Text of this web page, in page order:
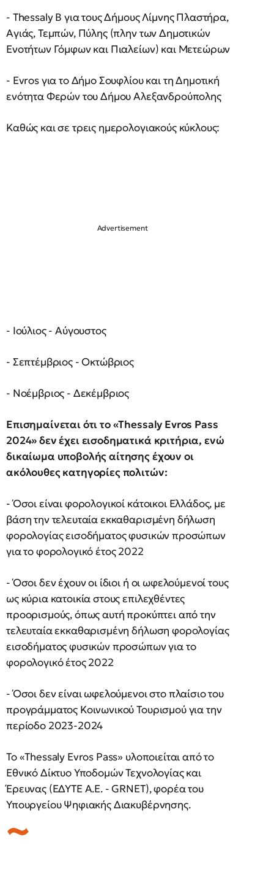
- Thessaly B για τους Δήμους Λίμνης Πλαστήρα,
Αγιάς, Τεμπών, Πύλης (πλην των Δημοτικών
Ενοτήτων Γόμφων και Πιαλείων) και Μετεώρων
- Evros για το Δήμο Σουφλίου και τη Δημοτική
ενότητα Φερών του Δήμου Αλεξανδρούπολης
Καθώς και σε τρεις ημερολογιακούς κύκλους:
- Ιούλιος - Αύγουστος
- Σεπτέμβριος - Οκτώβριος
- Νοέμβριος - Δεκέμβριος
Επισημαίνεται ότι το «Thessaly Evros Pass
2024» δεν έχει εισοδηματικά κριτήρια, ενώ
δικαίωμα υποβολής αίτησης έχουν οι
ακόλουθες κατηγορίες πολιτών:
- Όσοι είναι φορολογικοί κάτοικοι Ελλάδος, με
βάση την τελευταία εκκαθαρισμένη δήλωση
φορολογίας εισοδήματος φυσικών προσώπων
για το φορολογικό έτος 2022
- Όσοι δεν έχουν οι ίδιοι ή οι ωφελούμενοί τους
ως κύρια κατοικία στους επιλεχθέντες
προορισμούς, όπως αυτή προκύπτει από την
τελευταία εκκαθαρισμένη δήλωση φορολογίας
εισοδήματος φυσικών προσώπων για το
φορολογικό έτος 2022
- Όσοι δεν είναι ωφελούμενοι στο πλαίσιο του
προγράμματος Κοινωνικού Τουρισμού για την
περίοδο 2023-2024
Το «Thessaly Evros Pass» υλοποιείται από το
Εθνικό Δίκτυο Υποδομών Τεχνολογίας και
Έρευνας (ΕΔΥΤΕ Α.Ε. - GRNET), φορέα του
Υπουργείου Ψηφιακής Διακυβέρνησης.